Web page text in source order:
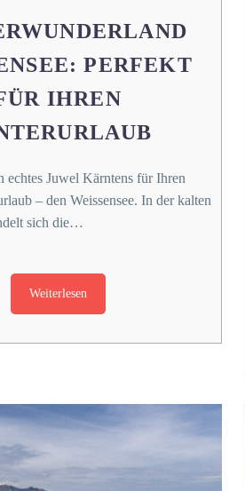
PERFEKT
IHREN
echtes Juwel Kärntens für Ihren
– den Weissensee. In der kalten
sich die…
Weiterlesen